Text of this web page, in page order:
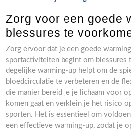
Zorg voor een goede
blessures te
Zorg ervoor dat je een goede
sportactiviteiten begint om blessures
degelijke warming-up helpt om de
bloedcirculatie te verbeteren en de
die manier bereid je je lichaam voor
komen gaat en verklein je het risico
sporten. Het is essentieel om
een effectieve warming-up, zodat je